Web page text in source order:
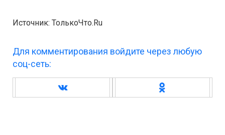
Источник: ТолькоЧто.Ru
Для комментирования войдите через любую
соц-сеть: